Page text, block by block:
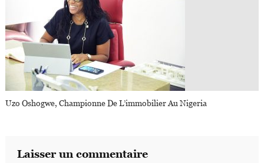
Uzo Oshogwe, Championne De L’immobilier Au Nigeria
Laisser un commentaire